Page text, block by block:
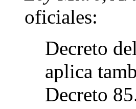
oficiales:
Decreto
aplica
Decreto